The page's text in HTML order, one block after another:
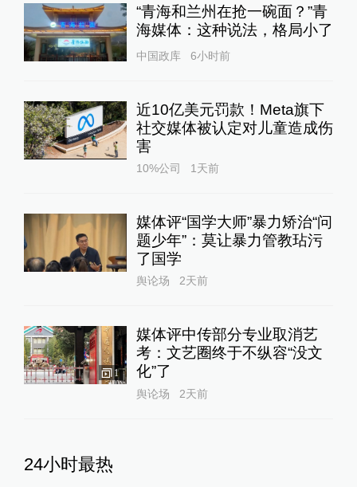
“青海和兰州在抢一碗面？”青
海媒体：这种说法，格局小了
中国政库 6小时前
近10亿美元罚款！Meta旗下
社交媒体被认定对儿童造成伤
害
10%公司 1天前
媒体评“国学大师”暴力矫治“问
题少年”：莫让暴力管教玷污
了国学
舆论场 2天前
1
媒体评中传部分专业取消艺
考：文艺圈终于不纵容“没文
化”了
舆论场 2天前
24小时最热